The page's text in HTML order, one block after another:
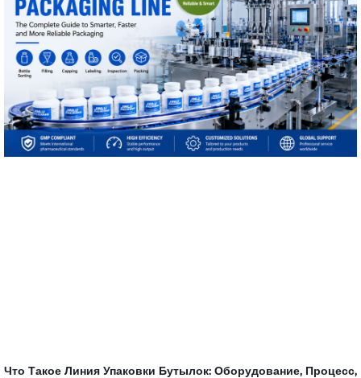
Что Такое Линия Упаковки Бутылок: Оборудование, Процесс,